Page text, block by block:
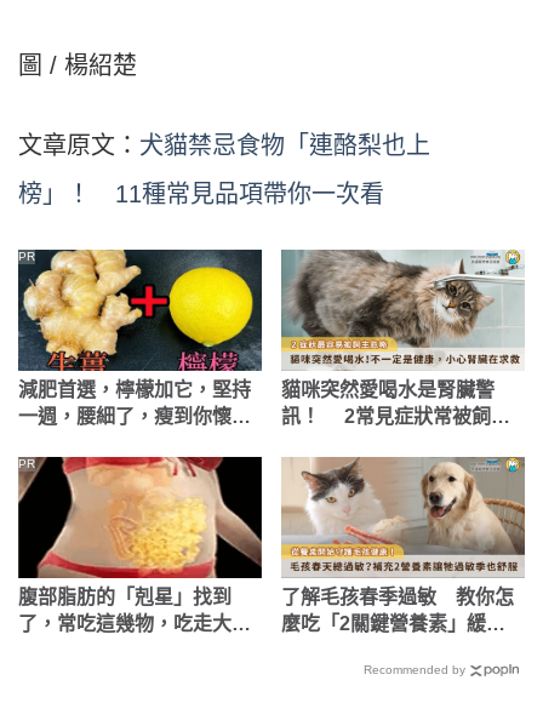
圖 / 楊紹楚
文章原文： 犬貓禁忌食物「連酪梨也上
榜」！ 11種常見品項帶你一次看
減肥首選，檸檬加它，堅持
一週，腰細了，瘦到你懷疑
PR
貓咪突然愛喝水是腎臟警
訊！ 2常見症狀常被飼主
腹部脂肪的「剋星」找到
了，常吃這幾物，吃走大肚
PR
了解毛孩春季過敏 教你怎
麼吃「2關鍵營養素」緩解
Recommended by